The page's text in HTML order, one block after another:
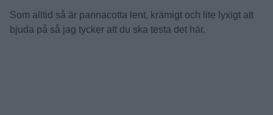
Som alltid så är pannacotta lent, krämigt och lite lyxigt att
bjuda på så jag tycker att du ska testa det här.